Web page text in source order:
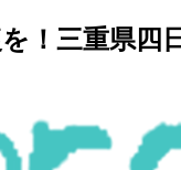
！三重県四